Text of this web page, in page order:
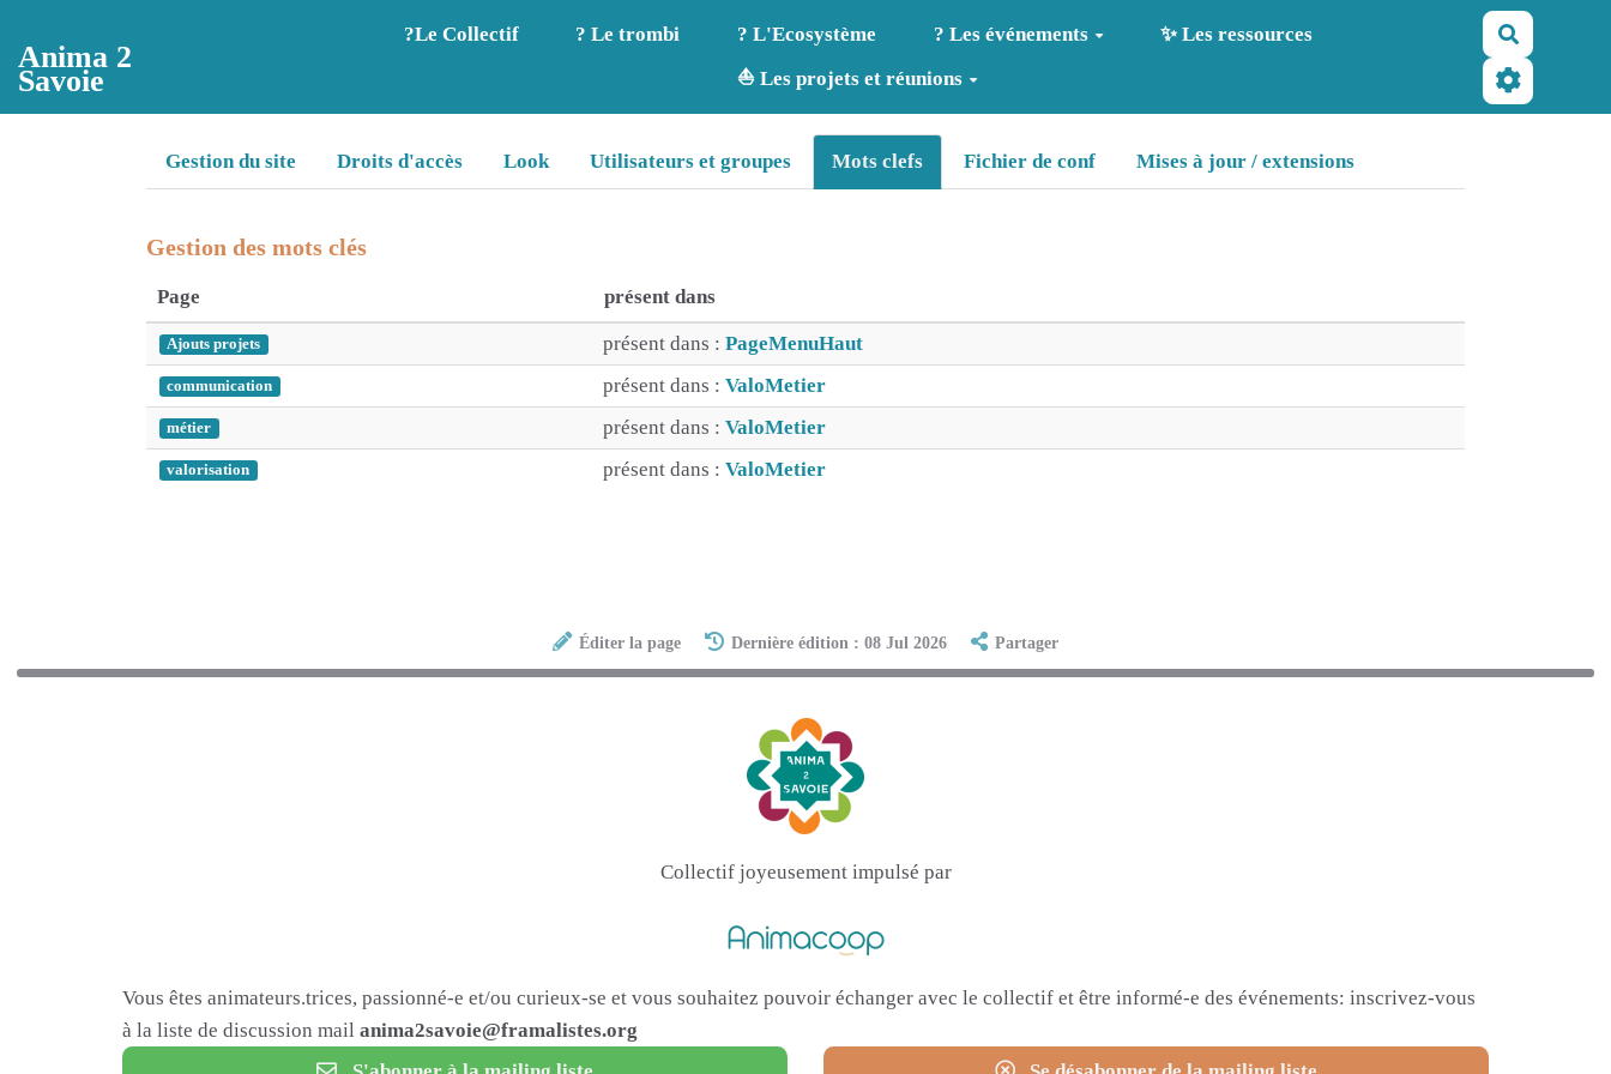
Anima 2
Savoie
?️Le Collectif ? Le trombi ? L'Ecosystème ? Les événements
✨ Les ressources
⛵ Les projets et réunions
Gestion du site Droits d'accès Look Utilisateurs et groupes Mots clefs Fichier de conf Mises à jour / extensions
Gestion des mots clés
Page présent dans
Ajouts projets présent dans : PageMenuHaut
communication présent dans : ValoMetier
métier présent dans : ValoMetier
valorisation présent dans : ValoMetier
Éditer la page Dernière édition : 08 Jul 2026 Partager
Collectif joyeusement impulsé par
Vous êtes animateurs.trices, passionné-e et/ou curieux-se et vous souhaitez pouvoir échanger avec le collectif et être informé-e des événements: inscrivez-vous
à la liste de discussion mail anima2savoie@framalistes.org